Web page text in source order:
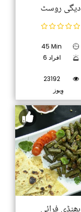
دیگی روسٹ
45 Min
6 افراد
23192
وِیوز